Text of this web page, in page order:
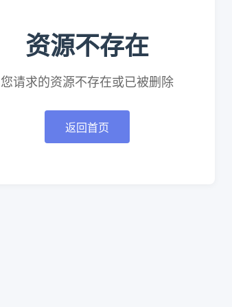
资源不存在
您请求的资源不存在或已被删除
返回首页